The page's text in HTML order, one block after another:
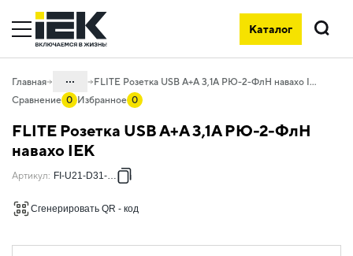
Каталог
Поиск
Главная ...
06. Изделия электроустановочные,
удлинители и силовые разъемы
06.01 Электроустановочные изделия
06.01.04 Электроустановочные
06.01.04.13 ЭУИ FLITE навахо
FLITE Розетка USB A+A 3,1А РЮ-2-ФлН навахо IEK
Сравнение 0 Избранное 0
FLITE Розетка USB A+A 3,1А РЮ-2-ФлН
навахо IEK
Артикул: FI-U21-D31-K87
Сгенерировать QR - код